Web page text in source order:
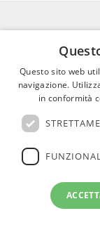
02
LE
Questo sito web
navigazione.
in conformità